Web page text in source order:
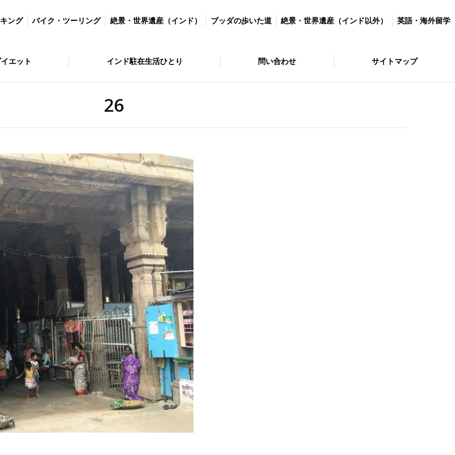
ング バイク・ツーリング 絶景・世界遺産（インド） ブッダの歩いた道 絶景・世界遺産（インド以外） 英語・海外留学
エット インド駐在生活ひとり 問い合わせ サイトマップ
26
ーリング 絶景・世界遺産（インド） ブッダの歩いた道 絶景・世界遺産（インド以外） 英語・海外留学 マラソン＆ダイエット